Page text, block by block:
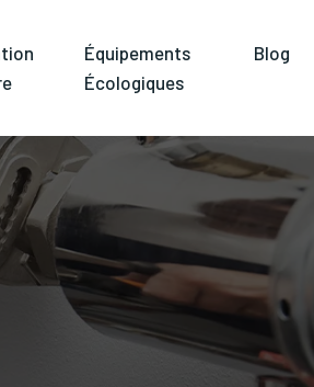
Équipements
Écologiques
Blog